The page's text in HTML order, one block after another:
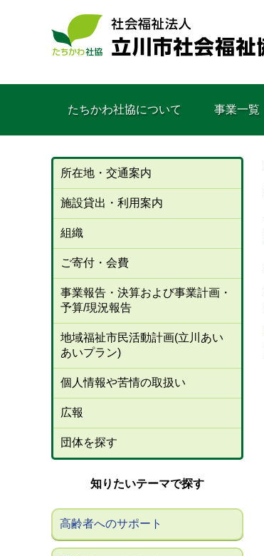
たちかわ社協について 事業一覧
所在地・交通案内
施設貸出・利用案内
組織
ご寄付・会費
事業報告・決算および事業計画・
予算/現況報告
地域福祉市民活動計画(立川あい
あいプラン)
個人情報や苦情の取扱い
広報
団体を探す
知りたいテーマで探す
高齢者へのサポート